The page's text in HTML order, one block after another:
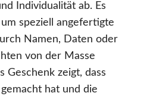
Individualität ab. Es
speziell angefertigte
Namen, Daten oder
von der Masse
Geschenk zeigt, dass
hat und die